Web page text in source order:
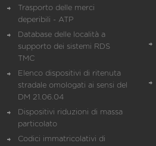
Trasporto delle merci
deperibili - ATP
Database delle località a
supporto dei sistemi RDS
TMC
Elenco dispositivi di ritenuta
stradale omologati ai sensi del
DM 21.06.04
Dispositivi riduzioni di massa
particolato
Codici immatricolativi di